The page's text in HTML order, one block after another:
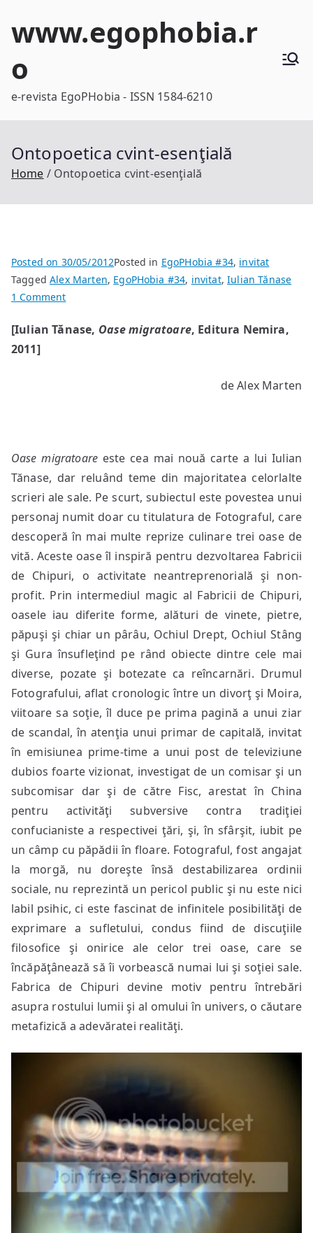
www.egophobia.r
o
e-revista EgoPHobia - ISSN 1584-6210
Ontopoetica cvint-esenţială
Home Ontopoetica cvint-esenţială
Posted on 30/05/2012Posted in EgoPHobia #34, invitat
TaggedAlex Marten, EgoPHobia #34, invitat,Iulian Tănase
1 Commenton
cvint-
[Iulian Tănase, Oase migratoare, Editura Nemira,
2011]
de Alex Marten
Oase migratoare este cea mai nouă carte a lui Iulian
Tănase, dar reluând teme din majoritatea celorlalte
scrieri ale sale. Pe scurt, subiectul este povestea unui
personaj numit doar cu titulatura de Fotograful, care
descoperă în mai multe reprize culinare trei oase de
vită. Aceste oase îl inspiră pentru dezvoltarea Fabricii
de Chipuri, o activitate neantreprenorială şi non-
profit. Prin intermediul magic al Fabricii de Chipuri,
oasele iau diferite forme, alături de vinete, pietre,
păpuşi şi chiar un pârâu, Ochiul Drept, Ochiul Stâng
şi Gura însufleţind pe rând obiecte dintre cele mai
diverse, pozate şi botezate ca reîncarnări. Drumul
Fotografului, aflat cronologic între un divorţ şi Moira,
viitoare sa soţie, îl duce pe prima pagină a unui ziar
de scandal, în atenţia unui primar de capitală, invitat
în emisiunea prime-time a unui post de televiziune
dubios foarte vizionat, investigat de un comisar şi un
subcomisar dar şi de către Fisc, arestat în China
pentru activităţi subversive contra tradiţiei
confucianiste a respectivei ţări, şi, în sfârşit, iubit pe
un câmp cu păpădii în floare. Fotograful, fost angajat
la morgă, nu doreşte însă destabilizarea ordinii
sociale, nu reprezintă un pericol public şi nu este nici
labil psihic, ci este fascinat de infinitele posibilităţi de
exprimare a sufletului, condus fiind de discuţiile
filosofice şi onirice ale celor trei oase, care se
încăpăţânează să îi vorbească numai lui şi soţiei sale.
Fabrica de Chipuri devine motiv pentru întrebări
asupra rostului lumii şi al omului în univers, o căutare
metafizică a adevăratei realităţi.